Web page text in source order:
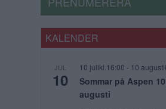
KALENDER
JUL
10
10 julikl.16:00 - 10
Sommar på Aspen
augusti